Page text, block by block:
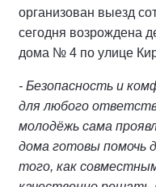
организован выезд
сегодня возрождена
дома № 4 по улице
- Безопасность и
для любого
молодёжь сама
дома готовы помочь
того, как